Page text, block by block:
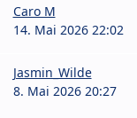
Caro M
14. Mai 2026 22:02
Jasmin_Wilde
8. Mai 2026 20:27